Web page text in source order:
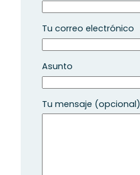
Tu correo electrónico
Asunto
Tu mensaje (opcional)